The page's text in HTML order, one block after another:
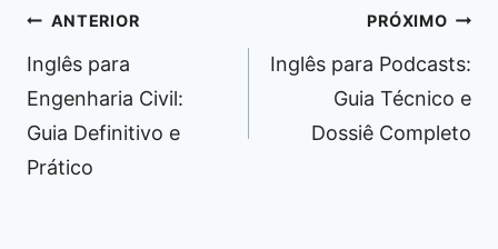
Navegação
de
Post
ANTERIOR
Inglês para
Engenharia Civil:
Guia Definitivo e
Prático
PRÓXIMO
Inglês para Podcasts:
Guia Técnico e
Dossiê Completo